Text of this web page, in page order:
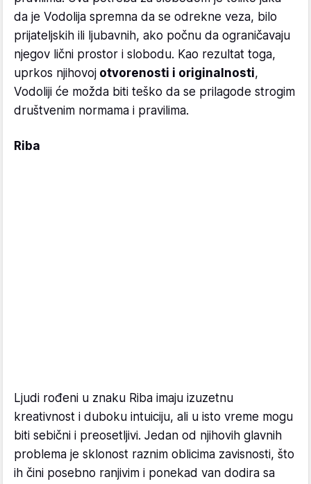
da je Vodolija spremna da se odrekne veza, bilo
prijateljskih ili ljubavnih, ako počnu da ograničavaju
njegov lični prostor i slobodu. Kao rezultat toga,
uprkos njihovoj otvorenosti i originalnosti,
Vodoliji će možda biti teško da se prilagode strogim
društvenim normama i pravilima.
Riba
Ljudi rođeni u znaku Riba imaju izuzetnu
kreativnost i duboku intuiciju, ali u isto vreme mogu
biti sebični i preosetljivi. Jedan od njihovih glavnih
problema je sklonost raznim oblicima zavisnosti, što
ih čini posebno ranjivim i ponekad van dodira sa